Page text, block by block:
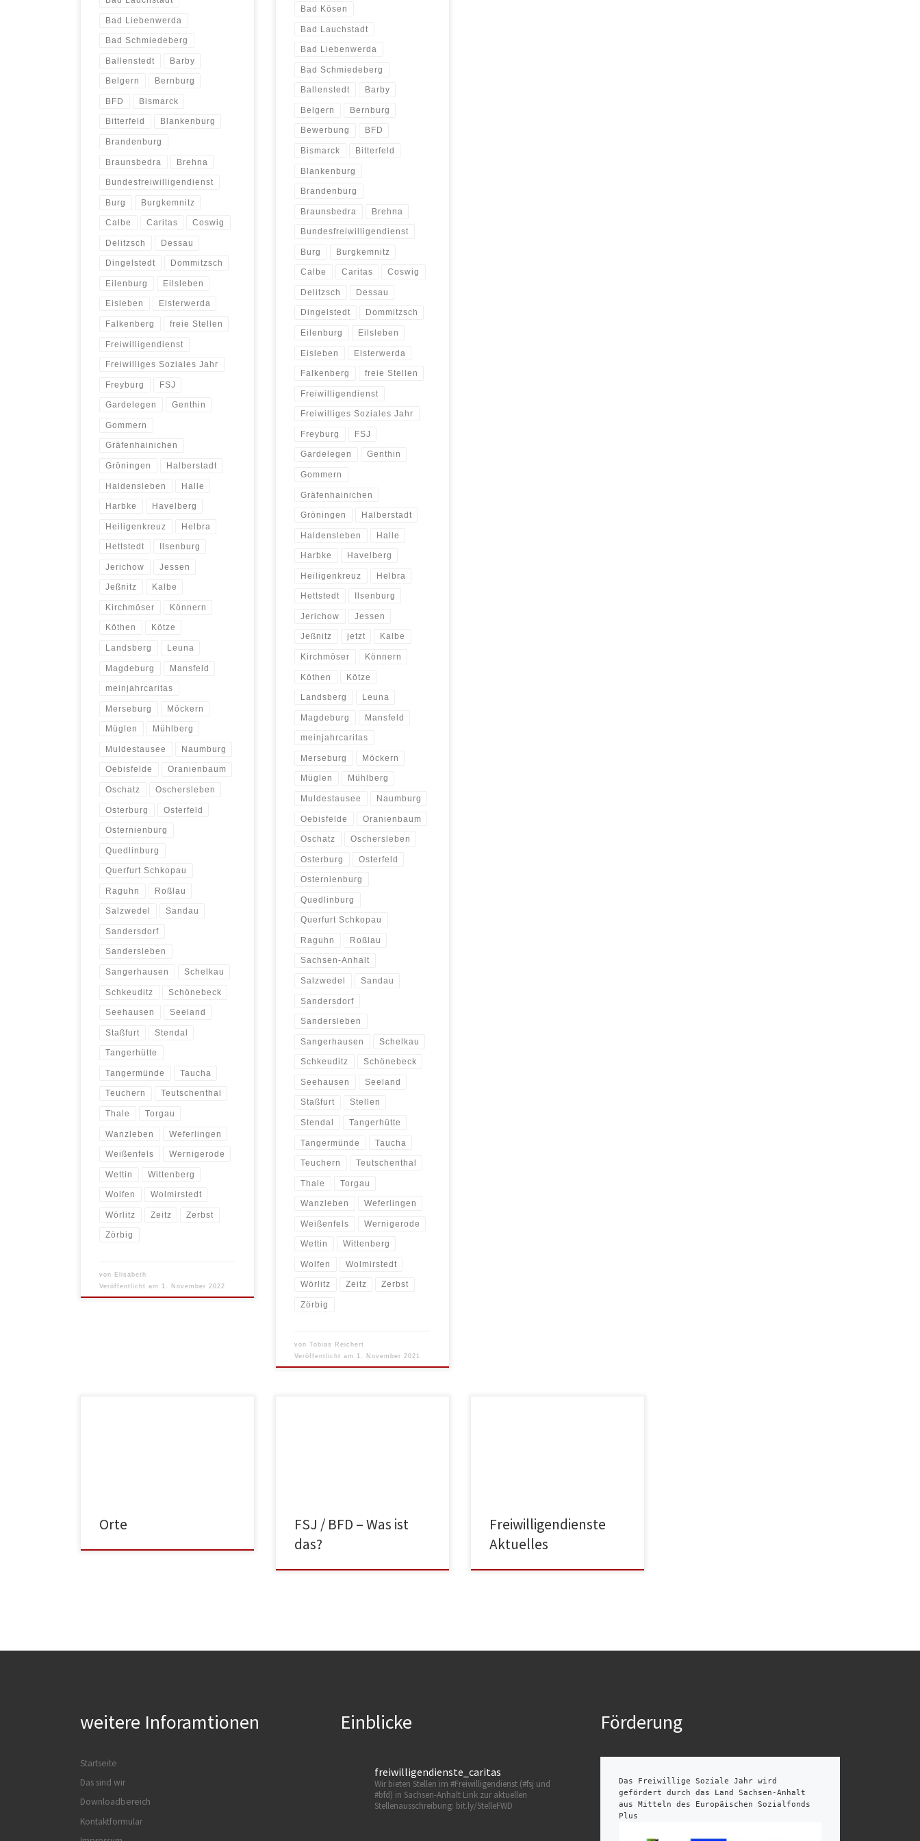
Bad Liebenwerda
Bad Schmiedeberg
Ballenstedt Barby
Belgern Bernburg
BFD Bismarck
Bitterfeld Blankenburg
Brandenburg
Braunsbedra Brehna
Bundesfreiwilligendienst
Burg Burgkemnitz
Calbe Caritas Coswig
Delitzsch Dessau
Dingelstedt Dommitzsch
Eilenburg Eilsleben
Eisleben Elsterwerda
Falkenberg freie Stellen
Freiwilligendienst
Freiwilliges Soziales Jahr
Freyburg FSJ
Gardelegen Genthin
Gommern
Gräfenhainichen
Gröningen Halberstadt
Haldensleben Halle
Harbke Havelberg
Heiligenkreuz Helbra
Hettstedt Ilsenburg
Jerichow Jessen
Jeßnitz Kalbe
Kirchmöser Könnern
Köthen Kötze
Landsberg Leuna
Magdeburg Mansfeld
meinjahrcaritas
Merseburg Möckern
Müglen Mühlberg
Muldestausee Naumburg
Oebisfelde Oranienbaum
Oschatz Oschersleben
Osterburg Osterfeld
Osternienburg
Quedlinburg
Querfurt Schkopau
Raguhn Roßlau
Salzwedel Sandau
Sandersdorf
Sandersleben
Sangerhausen Schelkau
Schkeuditz Schönebeck
Seehausen Seeland
Staßfurt Stendal
Tangerhütte
Tangermünde Taucha
Teuchern Teutschenthal
Thale Torgau
Wanzleben Weferlingen
Weißenfels Wernigerode
Wettin Wittenberg
Wolfen Wolmirstedt
Wörlitz Zeitz Zerbst
Zörbig
von Elisabeth
Veröffentlicht am 1. November 2022
Bad Kösen
Bad Lauchstadt
Bad Liebenwerda
Bad Schmiedeberg
Ballenstedt Barby
Belgern Bernburg
Bewerbung BFD
Bismarck Bitterfeld
Blankenburg
Brandenburg
Braunsbedra Brehna
Bundesfreiwilligendienst
Burg Burgkemnitz
Calbe Caritas Coswig
Delitzsch Dessau
Dingelstedt Dommitzsch
Eilenburg Eilsleben
Eisleben Elsterwerda
Falkenberg freie Stellen
Freiwilligendienst
Freiwilliges Soziales Jahr
Freyburg FSJ
Gardelegen Genthin
Gommern
Gräfenhainichen
Gröningen Halberstadt
Haldensleben Halle
Harbke Havelberg
Heiligenkreuz Helbra
Hettstedt Ilsenburg
Jerichow Jessen
Jeßnitz jetzt Kalbe
Kirchmöser Könnern
Köthen Kötze
Landsberg Leuna
Magdeburg Mansfeld
meinjahrcaritas
Merseburg Möckern
Müglen Mühlberg
Muldestausee Naumburg
Oebisfelde Oranienbaum
Oschatz Oschersleben
Osterburg Osterfeld
Osternienburg
Quedlinburg
Querfurt Schkopau
Raguhn Roßlau
Sachsen-Anhalt
Salzwedel Sandau
Sandersdorf
Sandersleben
Sangerhausen Schelkau
Schkeuditz Schönebeck
Seehausen Seeland
Staßfurt Stellen
Stendal Tangerhütte
Tangermünde Taucha
Teuchern Teutschenthal
Thale Torgau
Wanzleben Weferlingen
Weißenfels Wernigerode
Wettin Wittenberg
Wolfen Wolmirstedt
Wörlitz Zeitz Zerbst
Zörbig
vonTobias Reichert
Veröffentlicht am 1. November 2021
Orte
FSJ / BFD – Was ist
das?
Freiwilligendienste
Aktuelles
weitere Inforamtionen
Startseite
Das sind wir
Downloadbereich
Kontaktformular
Einblicke
freiwilligendienste_caritas
Wir bieten Stellen im #Freiwilligendienst (#fsj und
#bfd) in Sachsen-Anhalt Link zur aktuellen
Stellenausschreibung: bit.ly/StelleFWD
Förderung
Das Freiwillige Soziale Jahr wird
gefördert durch das Land Sachsen-Anhalt
aus Mitteln des Europäischen Sozialfonds
Plus